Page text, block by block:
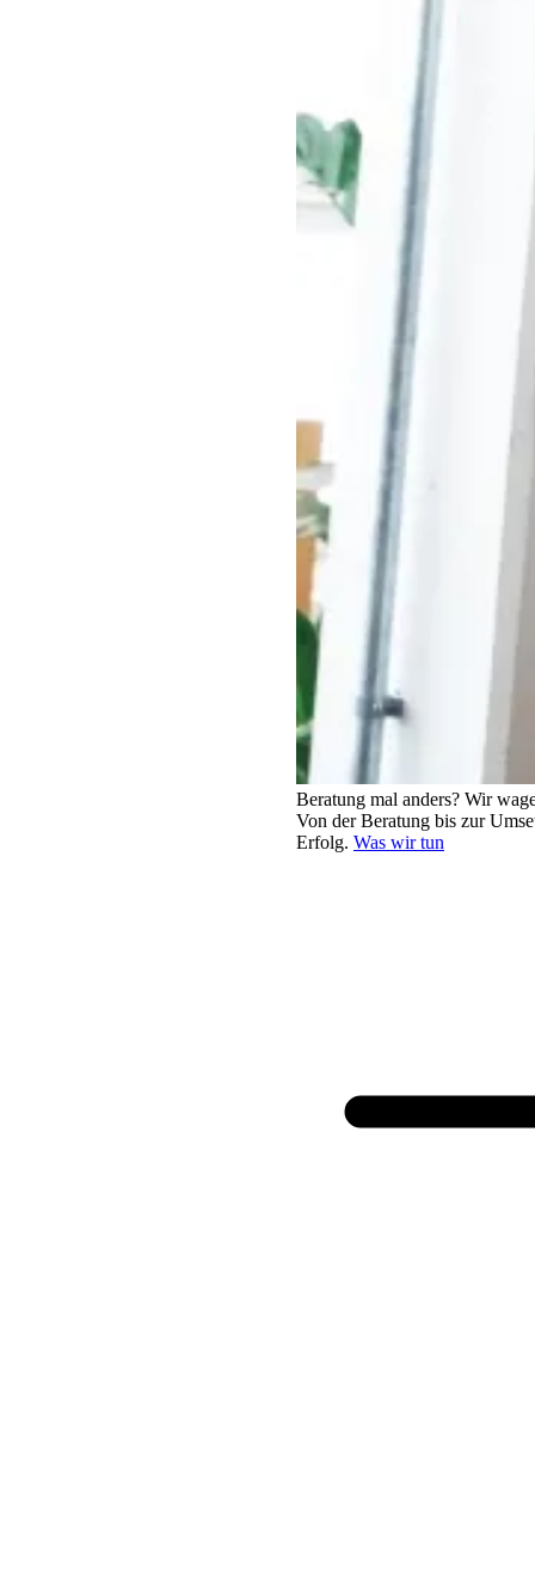
Beratung mal anders? Wir
Von der Beratung bis zur
Erfolg. Was wir tun